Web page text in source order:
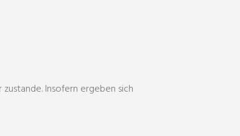
Insofern ergeben sich